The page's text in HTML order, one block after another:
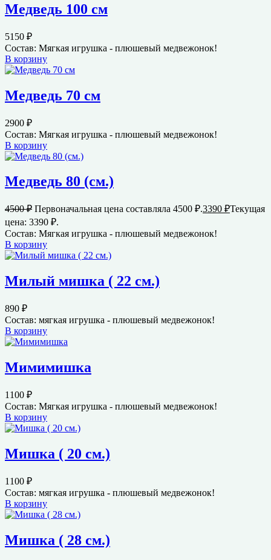
Медведь 100 см
5150 ₽
Состав: Мягкая игрушка - плюшевый медвежонок!
В корзину
Медведь 70 см
2900 ₽
Состав: Мягкая игрушка - плюшевый медвежонок!
В корзину
Медведь 80 (см.)
4500₽ Первоначальная цена составляла 4500 ₽.3390 ₽Текущая
цена: 3390 ₽.
Состав: Мягкая игрушка - плюшевый медвежонок!
В корзину
Милый мишка ( 22 см.)
890 ₽
Состав: мягкая игрушка - плюшевый медвежонок!
В корзину
Мимимишка
1100 ₽
Состав: Мягкая игрушка - плюшевый медвежонок!
В корзину
Мишка ( 20 см.)
1100 ₽
Состав: мягкая игрушка - плюшевый медвежонок!
В корзину
Мишка ( 28 см.)